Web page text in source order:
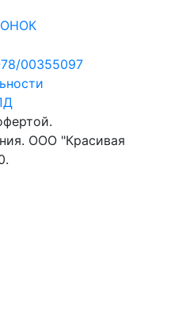
00355097
ООО "Красивая